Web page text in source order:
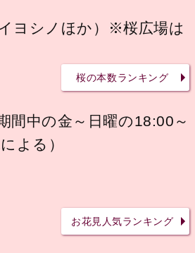
ヨシノほか）※桜広場は
桜の本数ランキング
間中の金～日曜の18:00～
よる）
お花見人気ランキング